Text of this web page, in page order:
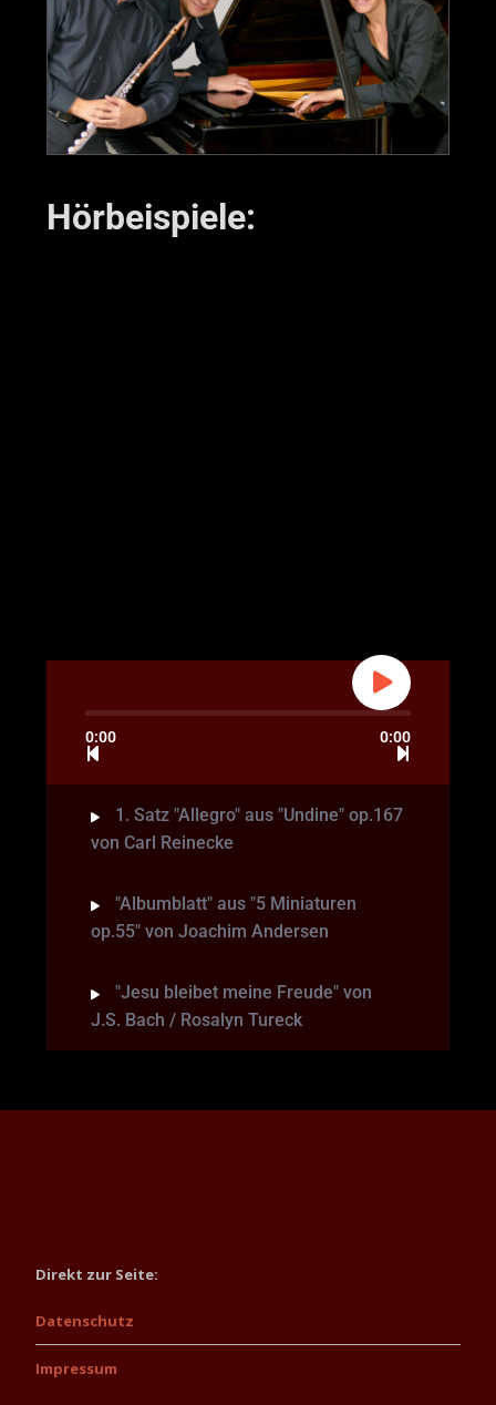
Hörbeispiele:
0:00 0:00
1. Satz "Allegro" aus "Undine" op.167
von Carl Reinecke
"Albumblatt" aus "5 Miniaturen
op.55" von Joachim Andersen
"Jesu bleibet meine Freude" von
J.S. Bach / Rosalyn Tureck
Direkt zur Seite:
Datenschutz
Impressum